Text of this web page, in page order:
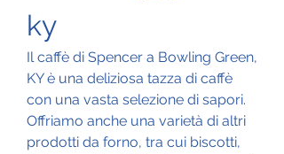
ky
Il caffè di Spencer a Bowling Green,
KY è una deliziosa tazza di caffè
con una vasta selezione di sapori.
Offriamo anche una varietà di altri
prodotti da forno, tra cui biscotti,